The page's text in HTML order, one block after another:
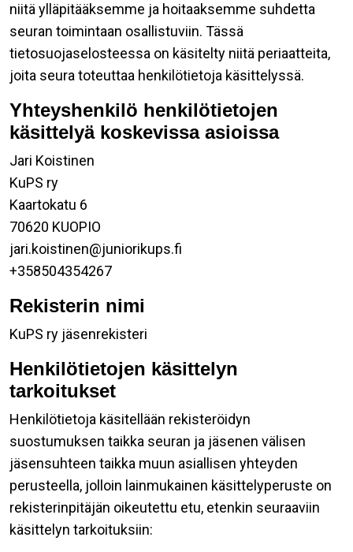
niitä ylläpitääksemme ja hoitaaksemme suhdetta
seuran toimintaan osallistuviin. Tässä
tietosuojaselosteessa on käsitelty niitä periaatteita,
joita seura toteuttaa henkilötietoja käsittelyssä.
Yhteyshenkilö henkilötietojen
käsittelyä koskevissa asioissa
Jari Koistinen
KuPS ry
Kaartokatu 6
70620 KUOPIO
jari.koistinen@juniorikups.fi
+358504354267
Rekisterin nimi
KuPS ry jäsenrekisteri
Henkilötietojen käsittelyn
tarkoitukset
Henkilötietoja käsitellään rekisteröidyn
suostumuksen taikka seuran ja jäsenen välisen
jäsensuhteen taikka muun asiallisen yhteyden
perusteella, jolloin lainmukainen käsittelyperuste on
rekisterinpitäjän oikeutettu etu, etenkin seuraaviin
käsittelyn tarkoituksiin: